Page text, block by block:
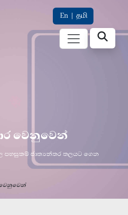
En | தமி
වෙනුවෙන්
පහසුකම් ජාත්‍යන්තර තලයට ගෙන
වෙනුවෙන්